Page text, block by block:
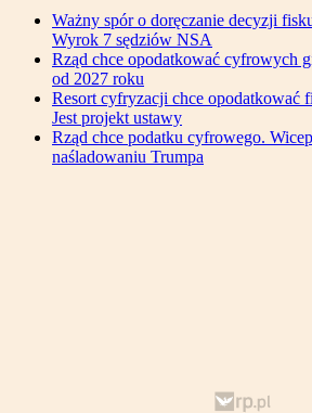
Ważny spór o doręczanie decyzji
Wyrok 7 sędziów NSA
Rząd chce opodatkować cyfrowych
od 2027 roku
Resort cyfryzacji chce opodatkować
Jest projekt ustawy
Rząd chce podatku cyfrowego.
naśladowaniu Trumpa